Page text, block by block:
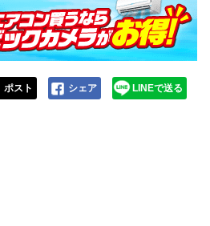
ポスト シェア LINEで送る